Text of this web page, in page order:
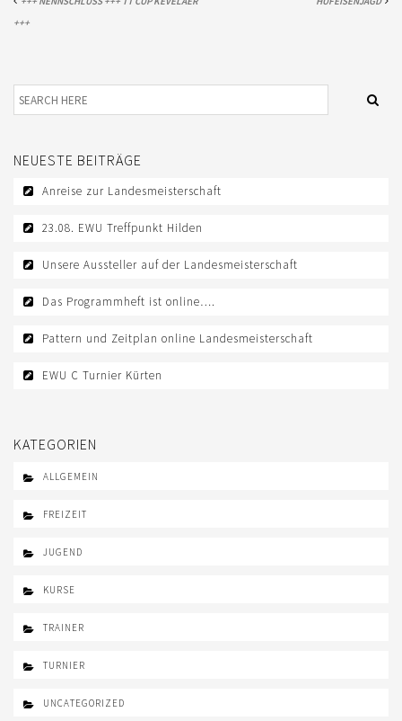
TERMINE
APO KURSE
KURSE
JUGEND
BREITENSPORT
TREFFPUNKTE DER EWU RHEINLAND
VEREIN
DOWNLOAD
DOWNLOADS EWU BUND
SATZUNG/RECHTSORDNUNG
LOGIN
+++
NEUESTE BEITRÄGE
Anreise zur Landesmeisterschaft
23.08. EWU Treffpunkt Hilden
Unsere Aussteller auf der Landesmeisterschaft
Das Programmheft ist online….
Pattern und Zeitplan online Landesmeisterschaft
EWU C Turnier Kürten
KATEGORIEN
ALLGEMEIN
FREIZEIT
JUGEND
KURSE
TRAINER
TURNIER
UNCATEGORIZED